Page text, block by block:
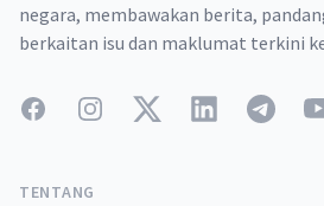
negara, membawakan berita,
berkaitan isu dan maklumat terkini
FacebookInstagramTwitterLinkedIn
TENTANG